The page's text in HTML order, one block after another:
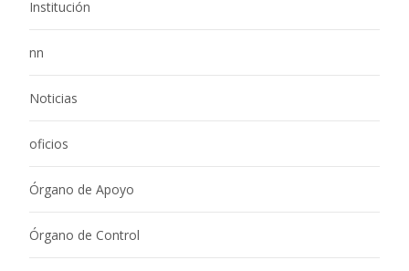
Institución
nn
Noticias
oficios
Órgano de Apoyo
Órgano de Control